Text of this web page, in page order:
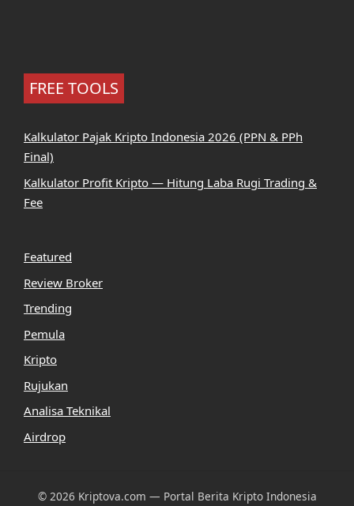
FREE TOOLS
Kalkulator Pajak Kripto Indonesia 2026 (PPN & PPh
Final)
Kalkulator Profit Kripto — Hitung Laba Rugi Trading &
Fee
Featured
Review Broker
Trending
Pemula
Kripto
Rujukan
Analisa Teknikal
Airdrop
© 2026 Kriptova.com — Portal Berita Kripto Indonesia